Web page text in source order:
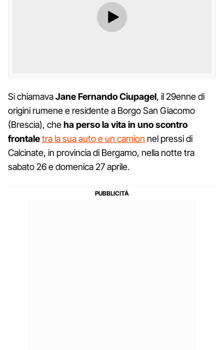
Si chiamavaJaneFernando Ciupagel, il 29enne di
origini rumene e residente a Borgo San Giacomo
(Brescia), cheha perso la vita in uno scontro
frontaletra la sua auto e un camion nel pressi di
Calcinate, in provincia di Bergamo, nella notte tra
sabato 26 e domenica 27 aprile.